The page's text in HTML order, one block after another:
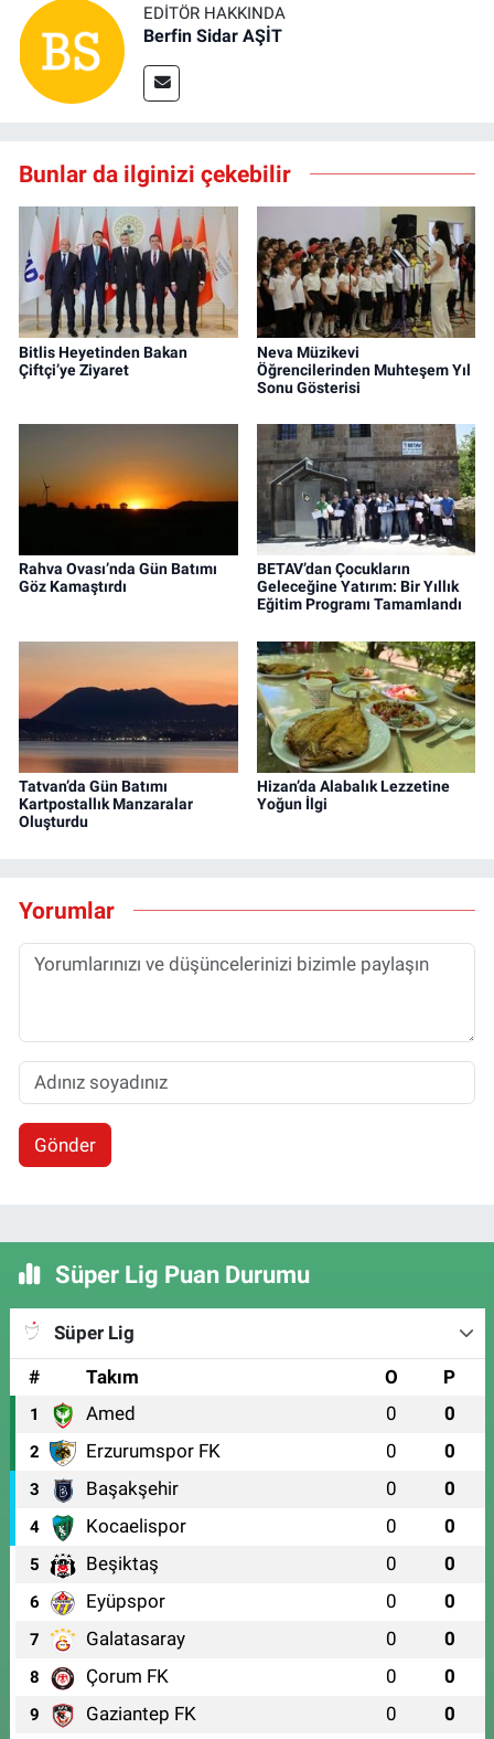
EDITÖR HAKKINDA
Berfin Sidar AŞİT
Bunlar da ilginizi çekebilir
Bitlis Heyetinden Bakan
Çiftçi’ye Ziyaret
Neva Müzikevi
Öğrencilerinden Muhteşem Yıl
Sonu Gösterisi
Rahva Ovası’nda Gün Batımı
Göz Kamaştırdı
BETAV’dan Çocukların
Geleceğine Yatırım: Bir Yıllık
Eğitim Programı Tamamlandı
Tatvan’da Gün Batımı
Kartpostallık Manzaralar
Oluşturdu
Hizan’da Alabalık Lezzetine
Yoğun İlgi
Yorumlar
Gönder
Süper Lig Puan Durumu
Süper Lig
#
Takım O P
1 Amed 0 0
2 Erzurumspor FK 0 0
3 Başakşehir 0 0
4 Kocaelispor 0 0
5 Beşiktaş 0 0
6 Eyüpspor 0 0
7 Galatasaray 0 0
8 Çorum FK 0 0
9 Gaziantep FK 0 0